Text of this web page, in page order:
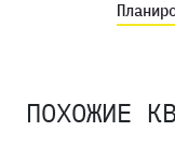
ПОХОЖИЕ